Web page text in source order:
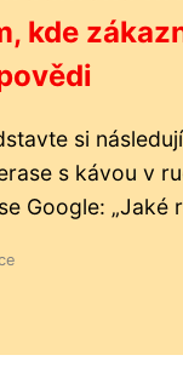
kde
si
s kávou v
Google: „Jaké